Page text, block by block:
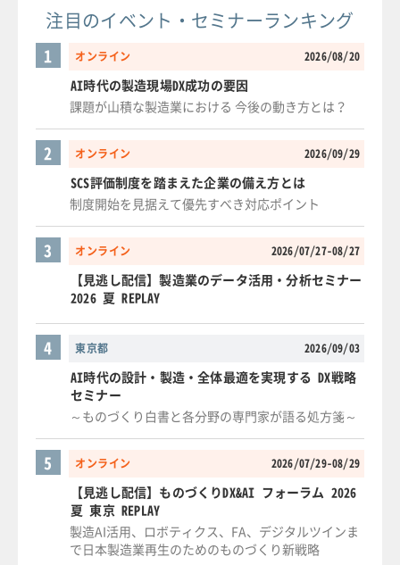
注目のイベント・セミナーランキング
オンライン 2026/08/20
1
AI時代の製造現場DX成功の要因
課題が山積な製造業における 今後の動き方とは？
オンライン 2026/09/29
2
SCS評価制度を踏まえた企業の備え方とは
制度開始を見据えて優先すべき対応ポイント
オンライン 2026/07/27-08/27
3
【見逃し配信】製造業のデータ活用・分析セミナー
2026 夏 REPLAY
東京都 2026/09/03
4
AI時代の設計・製造・全体最適を実現する DX戦略
セミナー
～ものづくり白書と各分野の専門家が語る処方箋～
オンライン 2026/07/29-08/29
5
【見逃し配信】ものづくりDX&AI フォーラム 2026
夏 東京 REPLAY
製造AI活用、ロボティクス、FA、デジタルツインま
で日本製造業再生のためのものづくり新戦略